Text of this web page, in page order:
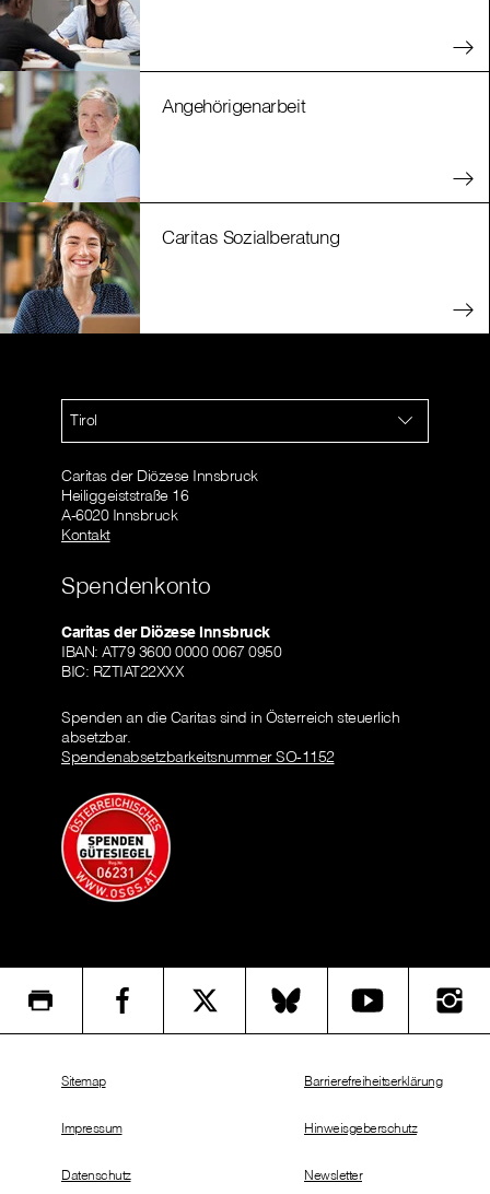
Angehörigenarbeit
Caritas Sozialberatung
Tirol
Caritas der Diözese Innsbruck
Heiliggeiststraße 16
A-6020 Innsbruck
Kontakt
Spendenkonto
Caritas der Diözese Innsbruck
IBAN: AT79 3600 0000 0067 0950
BIC: RZTIAT22XXX
Spenden an die Caritas sind in Österreich steuerlich
absetzbar.
Spendenabsetzbarkeitsnummer SO-1152
Sitemap
Impressum
Datenschutz
Barrierefreiheitserklärung
Hinweisgeberschutz
Newsletter